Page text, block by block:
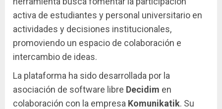
activa de estudiantes y personal universitario en
actividades y decisiones institucionales,
promoviendo un espacio de colaboración e
intercambio de ideas.
La plataforma ha sido desarrollada por la
asociación de software libre Decidim en
colaboración con la empresa Komunikatik. Su